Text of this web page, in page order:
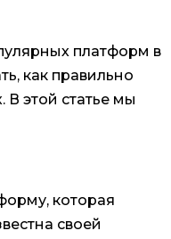
платформ в
как правильно
В этой статье мы
которая
своей